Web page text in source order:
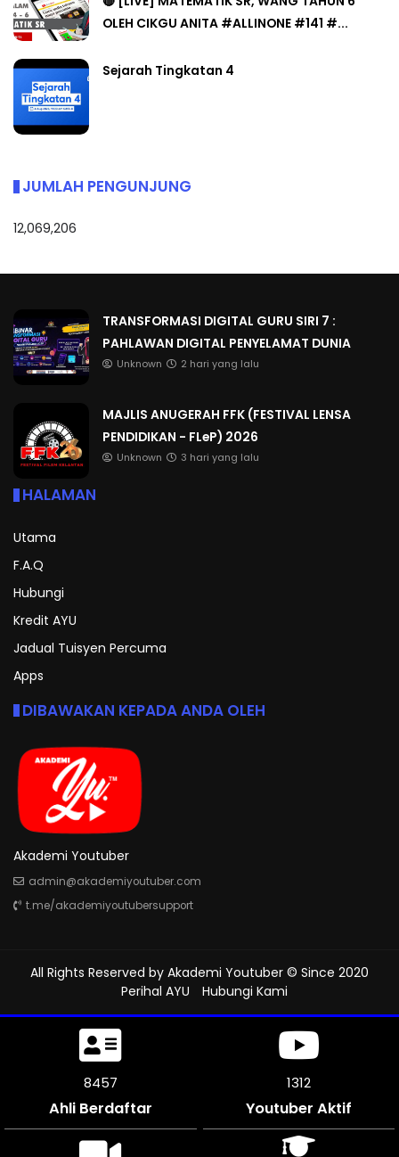
OLEH CIKGU ANITA #ALLINONE #141 #...
Sejarah Tingkatan 4
JUMLAH PENGUNJUNG
12,069,206
TRANSFORMASI DIGITAL GURU SIRI 7 :
PAHLAWAN DIGITAL PENYELAMAT DUNIA
Unknown 2 hari yang lalu
MAJLIS ANUGERAH FFK (FESTIVAL LENSA
PENDIDIKAN - FLeP) 2026
Unknown 3 hari yang lalu
HALAMAN
Utama
F.A.Q
Hubungi
Kredit AYU
Jadual Tuisyen Percuma
Apps
DIBAWAKAN KEPADA ANDA OLEH
Akademi Youtuber
admin@akademiyoutuber.com
t.me/akademiyoutubersupport
All Rights Reserved by Akademi Youtuber © Since 2020
Perihal AYU
Hubungi Kami
8943
Ahli Berdaftar
1312
Youtuber Aktif